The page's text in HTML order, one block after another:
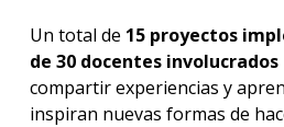
Un total de 15 proyectos
de 30 docentes involucrados
compartir experiencias y
inspiran nuevas formas de